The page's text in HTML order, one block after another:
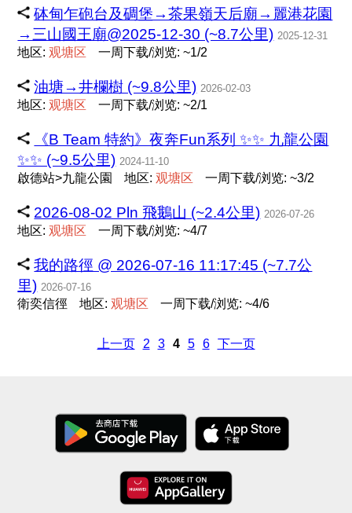
砵甸乍砲台及碉堡→茶果嶺天后廟→麗港花園
→三山國王廟@2025-12-30 (~8.7公里) 2025-12-31
地区:观塘区 一周下载/浏览: ~1/2
油塘→井欄樹 (~9.8公里) 2026-02-03
地区:观塘区 一周下载/浏览: ~2/1
《B Team 特約》夜奔Fun系列 ✨️✨️ 九龍公園
✨️✨️ (~9.5公里) 2024-11-10
啟德站>九龍公園 地区:观塘区 一周下载/浏览: ~3/2
2026-08-02 Pln 飛鵝山 (~2.4公里) 2026-07-26
地区:观塘区 一周下载/浏览: ~4/7
我的路徑 @ 2026-07-16 11:17:45 (~7.7公
里) 2026-07-16
衛奕信徑 地区:观塘区 一周下载/浏览: ~4/6
上一页 2 3 4 5 6 下一页